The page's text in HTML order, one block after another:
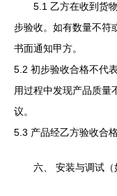
5.1 乙方在收到货
步验收。如有数量不符
书面通知甲方。
5.2 初步验收合格不代
用过程中发现产品质量
议。
5.3 产品经乙方验收合
六、 安装与调试（